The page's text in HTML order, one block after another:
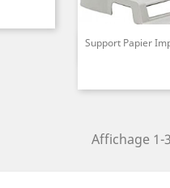
Support Papier
Aperçu
Affichage 1-